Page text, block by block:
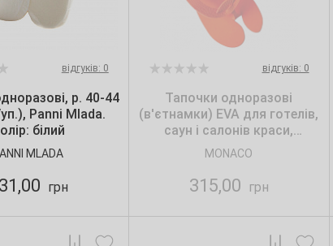
відгуків: 0
р. 40-44
Panni Mlada.
білий
MLADA
грн
відгуків: 0
Тапочки одноразові
(в'єтнамки) ЕVA для готелів,
саун і салонів краси,
Помаранчеві, Monaco Style
(25 пар)
MONACO
315,00 грн